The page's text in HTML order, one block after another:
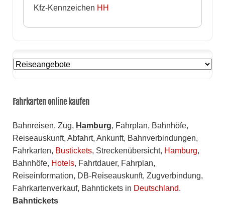
Kfz-Kennzeichen HH
Fahrkarten online kaufen
Bahnreisen, Zug, Hamburg, Fahrplan, Bahnhöfe,
Reiseauskunft, Abfahrt, Ankunft, Bahnverbindungen,
Fahrkarten, Bustickets, Streckenübersicht, Hamburg,
Bahnhöfe, Hotels, Fahrtdauer, Fahrplan,
Reiseinformation, DB-Reiseauskunft, Zugverbindung,
Fahrkartenverkauf, Bahntickets in Deutschland.
Bahntickets